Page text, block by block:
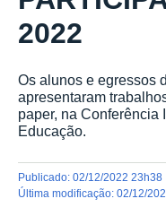
2022
Os alunos e egressos
apresentaram
paper, na Conferência
Educação.
publicado: 02/12/2022 23h38
última modificação: 02/12/